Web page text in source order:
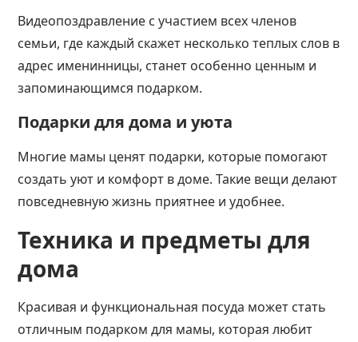
Видеопоздравление с участием всех членов
семьи, где каждый скажет несколько теплых слов в
адрес именинницы, станет особенно ценным и
запоминающимся подарком​​.
Подарки для дома и уюта
Многие мамы ценят подарки, которые помогают
создать уют и комфорт в доме. Такие вещи делают
повседневную жизнь приятнее и удобнее.
Техника и предметы для
дома
Красивая и функциональная посуда может стать
отличным подарком для мамы, которая любит